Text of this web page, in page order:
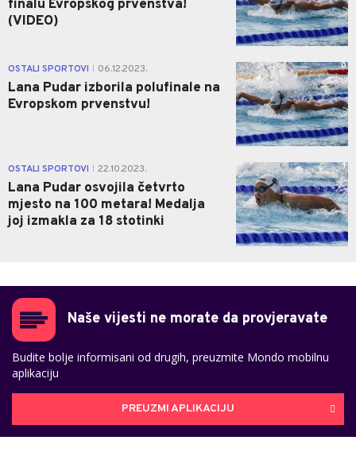
finalu Evropskog prvenstva!
(VIDEO)
OSTALI SPORTOVI 06.12.2023.
Lana Pudar izborila polufinale na
Evropskom prvenstvu!
0
OSTALI SPORTOVI 22.10.2023.
Lana Pudar osvojila četvrto
mjesto na 100 metara! Medalja
joj izmakla za 18 stotinki
1
Naše vijesti ne morate da provjeravate
Budite bolje informisani od drugih, preuzmite Mondo mobilnu
aplikaciju
PREUZMI APLIKACIJU